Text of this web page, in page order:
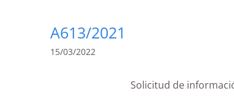
A613/2021
15/03/2022
Solicitud de